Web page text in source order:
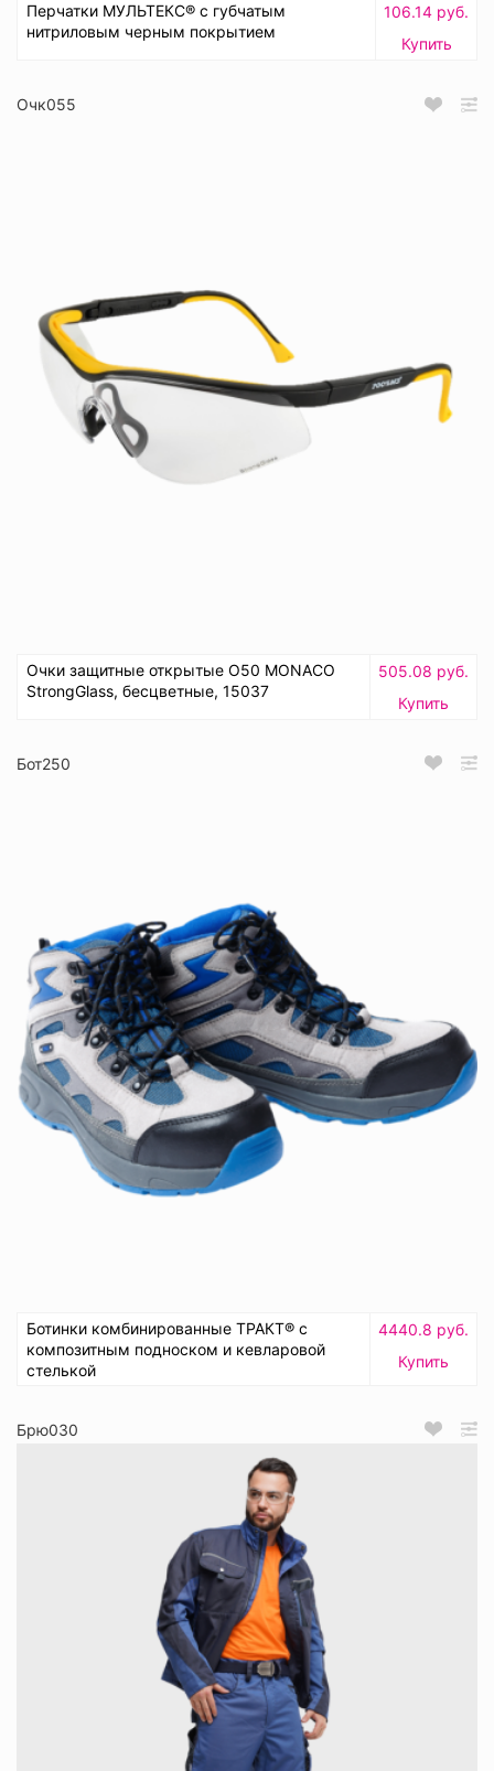
Перчатки МУЛЬТЕКС® с губчатым
нитриловым черным покрытием
106.14 руб.
Купить
Очк055
Очки защитные открытые О50 MONACO
StrongGlass, бесцветные, 15037
505.08 руб.
Купить
Бот250
Ботинки комбинированные ТРАКТ® с
композитным подноском и кевларовой
стелькой
4440.8 руб.
Купить
Брю030